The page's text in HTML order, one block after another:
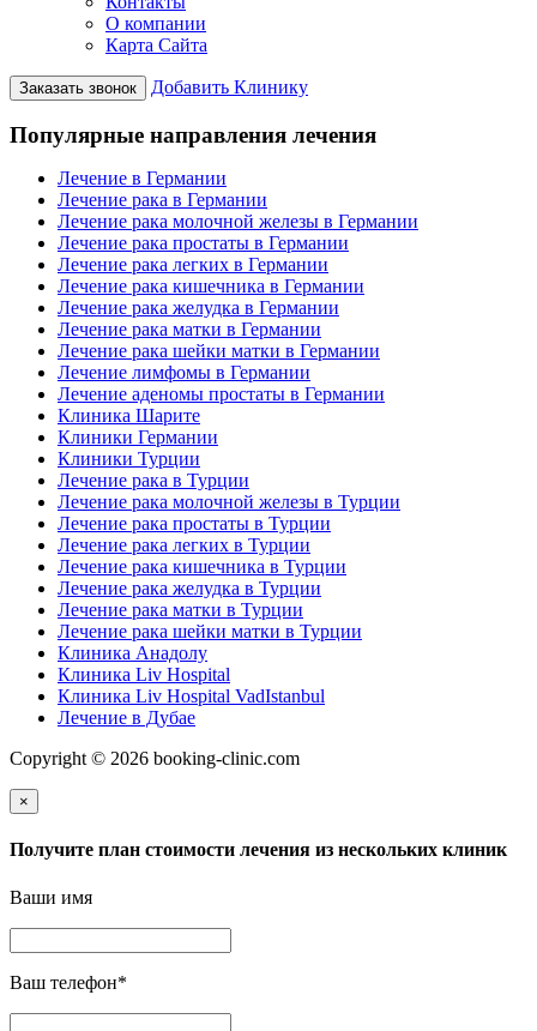
О компании
Карта Сайта
Заказать звонок Добавить Клинику
Популярные направления лечения
Лечение в Германии
Лечение рака в Германии
Лечение рака молочной железы в Германии
Лечение рака простаты в Германии
Лечение рака легких в Германии
Лечение рака кишечника в Германии
Лечение рака желудка в Германии
Лечение рака матки в Германии
Лечение рака шейки матки в Германии
Лечение лимфомы в Германии
Лечение аденомы простаты в Германии
Клиника Шарите
Клиники Германии
Клиники Турции
Лечение рака в Турции
Лечение рака молочной железы в Турции
Лечение рака простаты в Турции
Лечение рака легких в Турции
Лечение рака кишечника в Турции
Лечение рака желудка в Турции
Лечение рака матки в Турции
Лечение рака шейки матки в Турции
Клиника Анадолу
Клиника Liv Hospital
Клиника Liv Hospital VadIstanbul
Лечение в Дубае
Copyright © 2026 booking-clinic.com
×
Получите план стоимости лечения из нескольких клиник
Ваши имя
Ваш телефон*